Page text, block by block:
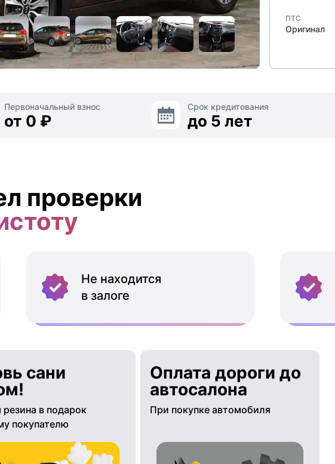
ПТС
Оригинал
Первоначальный взнос
от 0 ₽
Срок кредитования
до 5 лет
проверки
Не находится
в залоге
сани
резина в подарок
покупателю
Оплата дороги до
автосалона
При покупке автомобиля